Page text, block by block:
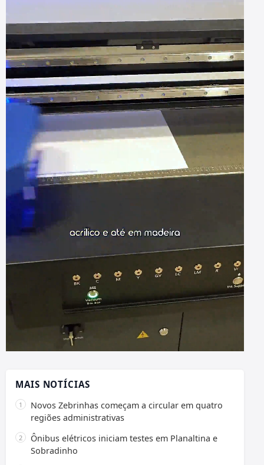
MAIS NOTÍCIAS
Novos Zebrinhas começam a circular em quatro
regiões administrativas
Ônibus elétricos iniciam testes em Planaltina e
Sobradinho